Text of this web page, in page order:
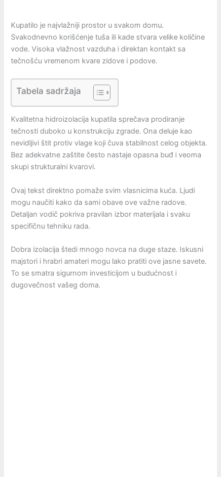
Kupatilo je najvlažniji prostor u svakom domu.
Svakodnevno korišćenje tuša ili kade stvara velike količine
vode. Visoka vlažnost vazduha i direktan kontakt sa
tečnošću vremenom kvare zidove i podove.
Tabela sadržaja
Kvalitetna hidroizolacija kupatila sprečava prodiranje
tečnosti duboko u konstrukciju zgrade. Ona deluje kao
nevidljivi štit protiv vlage koji čuva stabilnost celog objekta.
Bez adekvatne zaštite često nastaje opasna buđ i veoma
skupi strukturalni kvarovi.
Ovaj tekst direktno pomaže svim vlasnicima kuća. Ljudi
mogu naučiti kako da sami obave ove važne radove.
Detaljan vodič pokriva pravilan izbor materijala i svaku
specifičnu tehniku rada.
Dobra izolacija štedi mnogo novca na duge staze. Iskusni
majstori i hrabri amateri mogu lako pratiti ove jasne savete.
To se smatra sigurnom investicijom u budućnost i
dugovečnost vašeg doma.